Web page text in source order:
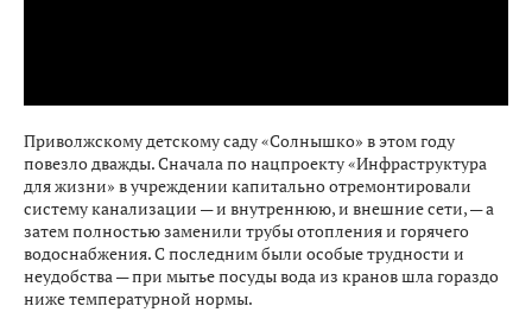
Приволжскому детскому саду «Солнышко» в этом году
повезло дважды. Сначала по нацпроекту «Инфраструктура
для жизни» в учреждении капитально отремонтировали
систему канализации — и внутреннюю, и внешние сети, — а
затем полностью заменили трубы отопления и горячего
водоснабжения. С последним были особые трудности и
неудобства — при мытье посуды вода из кранов шла гораздо
ниже температурной нормы.